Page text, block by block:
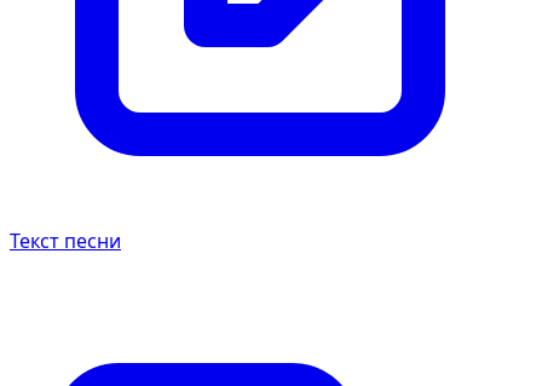
Текст песни